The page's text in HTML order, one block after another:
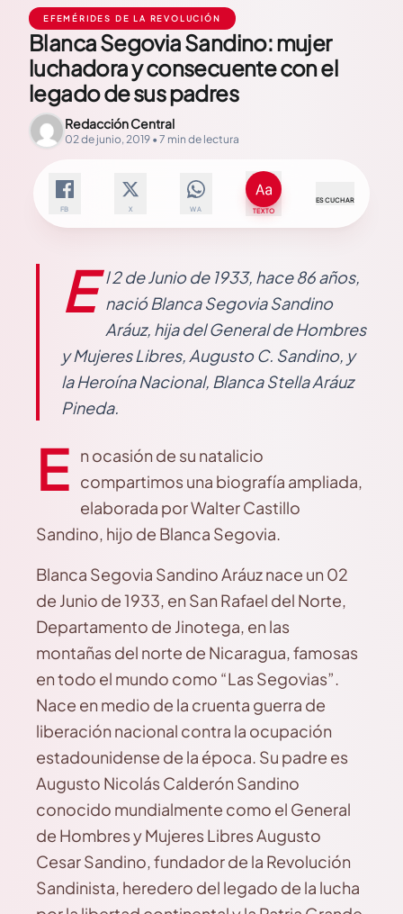
EFEMÉRIDES DE LA REVOLUCIÓN
Blanca Segovia Sandino: mujer
luchadora y consecuente con el
legado de sus padres
Redacción Central
02 de junio, 2019 • 7 min de lectura
FB X WA TEXTO
ESCUCHAR
E l 2 de Junio de 1933, hace 86 años,
nació Blanca Segovia Sandino
Aráuz, hija del General de Hombres
y Mujeres Libres, Augusto C. Sandino, y
la Heroína Nacional, Blanca Stella Aráuz
Pineda.
E n ocasión de su natalicio
compartimos una biografía ampliada,
elaborada por Walter Castillo
Sandino, hijo de Blanca Segovia.
Blanca Segovia Sandino Aráuz nace un 02
de Junio de 1933, en San Rafael del Norte,
Departamento de Jinotega, en las
montañas del norte de Nicaragua, famosas
en todo el mundo como “Las Segovias”.
Nace en medio de la cruenta guerra de
liberación nacional contra la ocupación
estadounidense de la época. Su padre es
Augusto Nicolás Calderón Sandino
conocido mundialmente como el General
de Hombres y Mujeres Libres Augusto
Cesar Sandino, fundador de la Revolución
Sandinista, heredero del legado de la lucha